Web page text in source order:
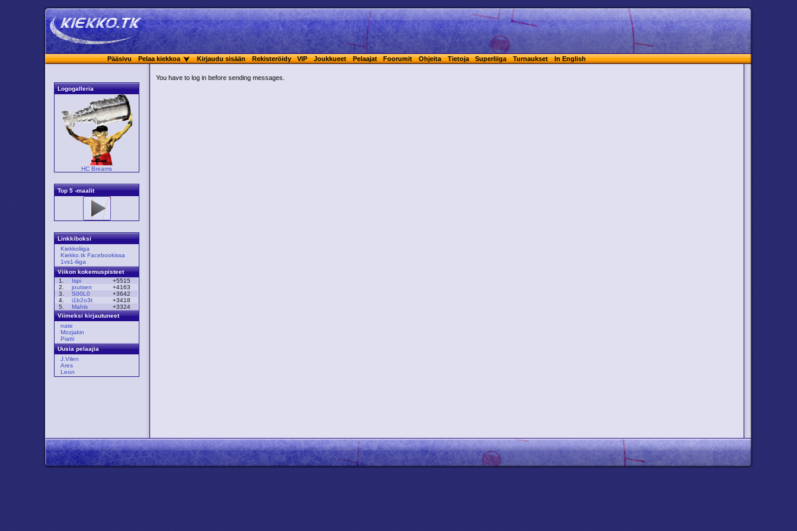
Pääsivu Pelaa kiekkoa Kirjaudu sisään Rekisteröidy VIP Joukkueet Pelaajat Foorumit Ohjeita Tietoja Superliiga Turnaukset In English
Logogalleria
HC Breams
Top 5 -maalit
Linkkiboksi
Kiekkoliiga
Kiekko.tk Facebookissa
1vs1-liiga
Viikon kokemuspisteet
1.
Ispi
+5515
2.
joutsen
+4163
3.
S00L0
+3642
4.
i1b2o3t
+3418
5.
Mahis
+3324
Viimeksi kirjautuneet
nate
Mozjakin
Piatti
Uusia pelaajia
J.Vilen
Ares
Leon
You have to log in before sending messages.